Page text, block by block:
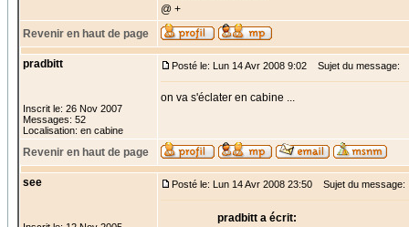
@ +
Revenir en haut de page
pradbitt
Inscrit le: 26 Nov 2007
Messages: 52
Localisation: en cabine
Posté le: Lun 14 Avr 2008 9:02 Sujet du message:
on va s'éclater en cabine ...
Revenir en haut de page
see Posté le: Lun 14 Avr 2008 23:50 Sujet du message:
pradbitt a écrit: